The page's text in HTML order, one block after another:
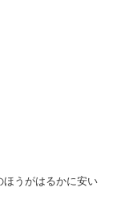
ほうがはるかに安い